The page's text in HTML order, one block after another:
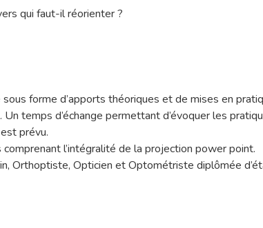
qui faut-il réorienter ?
forme d’apports théoriques et de mises en
temps d’échange permettant d’évoquer les
prévu.
comprenant l’intégralité de la projection power point.
Orthoptiste, Opticien et Optométriste diplômée